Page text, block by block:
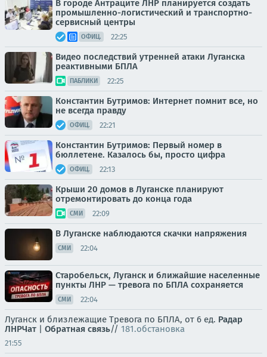
В городе Антраците ЛНР планируется создать
промышленно-логистический и транспортно-
сервисный центры
ОФИЦ. 22:25
Видео последствий утренней атаки Луганска
реактивными БПЛА
ПАБЛИКИ 22:25
Константин Бутримов: Интернет помнит все, но
не всегда правду
ОФИЦ. 22:21
Константин Бутримов: Первый номер в
бюллетене. Казалось бы, просто цифра
ОФИЦ. 22:13
Крыши 20 домов в Луганске планируют
отремонтировать до конца года
СМИ 22:09
В Луганске наблюдаются скачки напряжения
СМИ 22:04
Старобельск, Луганск и ближайшие населенные
пункты ЛНР — тревога по БПЛА сохраняется
СМИ 22:04
Луганск и близлежащие Тревога по БПЛА, от 6 ед. Радар
ЛНРЧат | Обратная связь// 181.обстановка
21:55